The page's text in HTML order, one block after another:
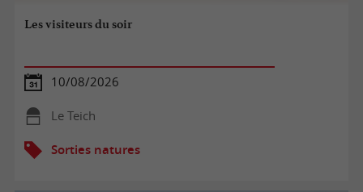
Les visiteurs du soir
10/08/2026
Le Teich
Sorties natures